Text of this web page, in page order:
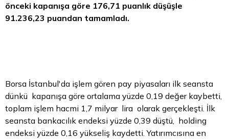
önceki kapanışa göre 176,71 puanlık düşüşle
91.236,23 puandan tamamladı.
Borsa İstanbul'da işlem gören pay piyasaları ilk seansta
dünkü kapanışa göre ortalama yüzde 0,19 değer kaybetti,
toplam işlem hacmi 1,7 milyar lira olarak gerçekleşti. İlk
seansta bankacılık endeksi yüzde 0,39 düştü, holding
endeksi yüzde 0,16 yükseliş kaydetti. Yatırımcısına en